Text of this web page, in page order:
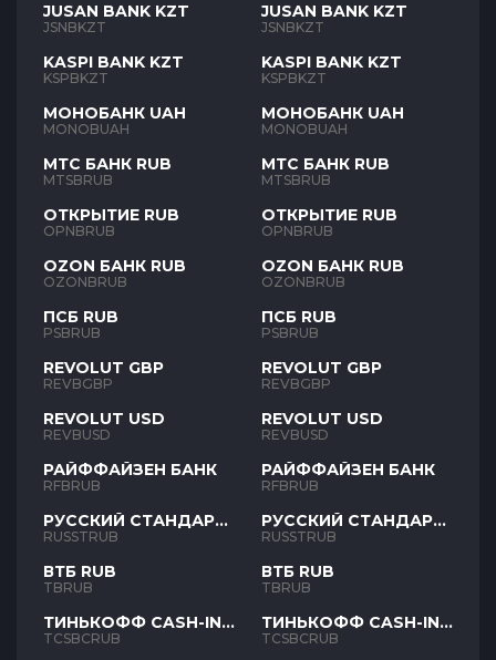
JUSAN BANK KZT
JSNBKZT
KASPI BANK KZT
KSPBKZT
МОНОБАНК UAH
MONOBUAH
МТС БАНК RUB
MTSBRUB
ОТКРЫТИЕ RUB
OPNBRUB
OZON БАНК RUB
OZONBRUB
ПСБ RUB
PSBRUB
REVOLUT GBP
REVBGBP
REVOLUT USD
REVBUSD
РАЙФФАЙЗЕН БАНК
RFBRUB
РУССКИЙ СТАНДАРТ
RUB
RUSSTRUB
ВТБ RUB
TBRUB
ТИНЬКОФФ CASH-IN
RUB
TCSBCRUB
JUSAN BANK KZT
JSNBKZT
KASPI BANK KZT
KSPBKZT
МОНОБАНК UAH
MONOBUAH
МТС БАНК RUB
MTSBRUB
ОТКРЫТИЕ RUB
OPNBRUB
OZON БАНК RUB
OZONBRUB
ПСБ RUB
PSBRUB
REVOLUT GBP
REVBGBP
REVOLUT USD
REVBUSD
РАЙФФАЙЗЕН БАНК
RFBRUB
РУССКИЙ СТАНДАРТ
RUB
RUSSTRUB
ВТБ RUB
TBRUB
ТИНЬКОФФ CASH-IN
RUB
TCSBCRUB